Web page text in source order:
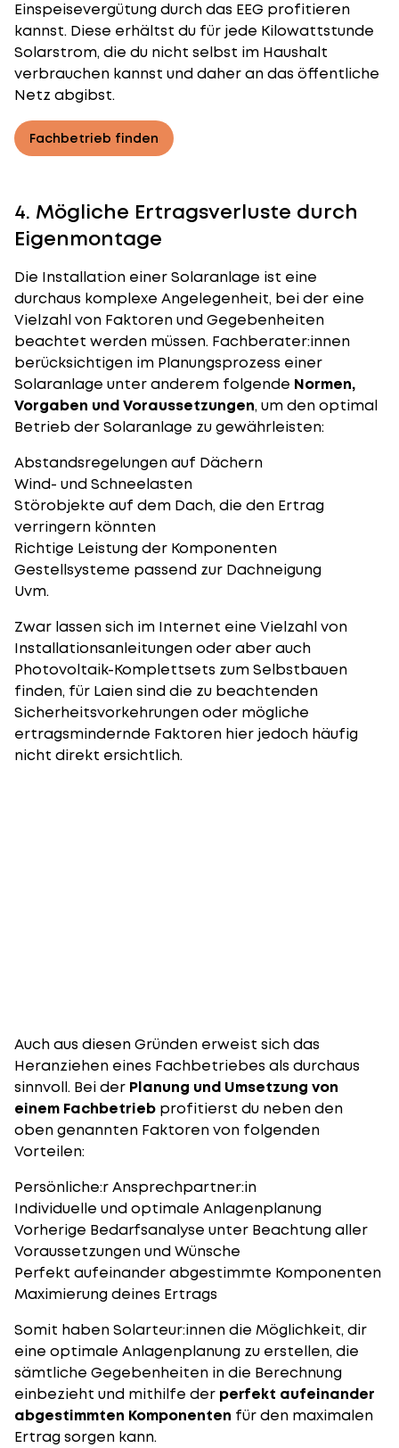
Einspeisevergütung durch das EEG profitieren
kannst. Diese erhältst du für jede Kilowattstunde
Solarstrom, die du nicht selbst im Haushalt
verbrauchen kannst und daher an das öffentliche
Netz abgibst.
Fachbetrieb finden
4. Mögliche Ertragsverluste durch
Eigenmontage
Die Installation einer Solaranlage ist eine
durchaus komplexe Angelegenheit, bei der eine
Vielzahl von Faktoren und Gegebenheiten
beachtet werden müssen. Fachberater:innen
berücksichtigen im Planungsprozess einer
Solaranlage unter anderem folgende Normen,
Vorgaben und Voraussetzungen, um den optimal
Betrieb der Solaranlage zu gewährleisten:
Abstandsregelungen auf Dächern
Wind- und Schneelasten
Störobjekte auf dem Dach, die den Ertrag
verringern könnten
Richtige Leistung der Komponenten
Gestellsysteme passend zur Dachneigung
Uvm.
Zwar lassen sich im Internet eine Vielzahl von
Installationsanleitungen oder aber auch
Photovoltaik-Komplettsets zum Selbstbauen
finden, für Laien sind die zu beachtenden
Sicherheitsvorkehrungen oder mögliche
ertragsmindernde Faktoren hier jedoch häufig
nicht direkt ersichtlich.
Auch aus diesen Gründen erweist sich das
Heranziehen eines Fachbetriebes als durchaus
sinnvoll. Bei der Planung und Umsetzung von
einem Fachbetrieb profitierst du neben den
oben genannten Faktoren von folgenden
Vorteilen:
Persönliche:r Ansprechpartner:in
Individuelle und optimale Anlagenplanung
Vorherige Bedarfsanalyse unter Beachtung aller
Voraussetzungen und Wünsche
Perfekt aufeinander abgestimmte Komponenten
Maximierung deines Ertrags
Somit habenSolarteur:innendie Möglichkeit, dir
eine optimale Anlagenplanung zu erstellen, die
sämtliche Gegebenheiten in die Berechnung
einbezieht und mithilfe der perfekt aufeinander
abgestimmten Komponenten für den maximalen
Ertrag sorgen kann.